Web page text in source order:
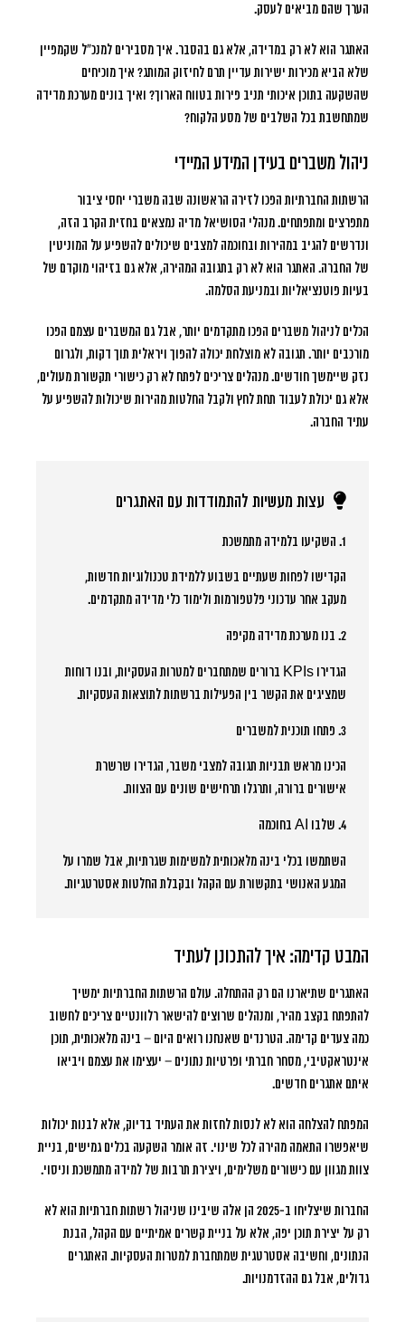
הערך שהם מביאים לעסק.
האתגר הוא לא רק במדידה, אלא גם בהסבר. איך מסבירים למנכ”ל שקמפיין
שלא הביא מכירות ישירות עדיין תרם לחיזוק המותג? איך מוכיחים
שהשקעה בתוכן איכותי תניב פירות בטווח הארוך? ואיך בונים מערכת מדידה
שמתחשבת בכל השלבים של מסע הלקוח?
ניהול משברים בעידן המידע המיידי
הרשתות החברתיות הפכו לזירה הראשונה שבה משברי יחסי ציבור
מתפרצים ומתפתחים. מנהלי הסושיאל מדיה נמצאים בחזית הקרב הזה,
ונדרשים להגיב במהירות ובחוכמה למצבים שיכולים להשפיע על המוניטין
של החברה. האתגר הוא לא רק בתגובה המהירה, אלא גם בזיהוי מוקדם של
בעיות פוטנציאליות ובמניעת הסלמה.
הכלים לניהול משברים הפכו מתקדמים יותר, אבל גם המשברים עצמם הפכו
מורכבים יותר. תגובה לא מוצלחת יכולה להפוך ויראלית תוך דקות, ולגרום
נזק שיימשך חודשים. מנהלים צריכים לפתח לא רק כישורי תקשורת מעולים,
אלא גם יכולת לעבוד תחת לחץ ולקבל החלטות מהירות שיכולות להשפיע על
עתיד החברה.
עצות מעשיות להתמודדות עם האתגרים
1. השקיעו בלמידה מתמשכת
הקדישו לפחות שעתיים בשבוע ללמידת טכנולוגיות חדשות,
מעקב אחר עדכוני פלטפורמות ולימוד כלי מדידה מתקדמים.
2. בנו מערכת מדידה מקיפה
הגדירו KPIs ברורים שמתחברים למטרות העסקיות, ובנו דוחות
שמציגים את הקשר בין הפעילות ברשתות לתוצאות העסקיות.
3. פתחו תוכנית למשברים
הכינו מראש תבניות תגובה למצבי משבר, הגדירו שרשרת
אישורים ברורה, ותרגלו תרחישים שונים עם הצוות.
4. שלבו AI בחוכמה
השתמשו בכלי בינה מלאכותית למשימות שגרתיות, אבל שמרו על
המגע האנושי בתקשורת עם הקהל ובקבלת החלטות אסטרטגיות.
המבט קדימה: איך להתכונן לעתיד
האתגרים שתיארנו הם רק ההתחלה. עולם הרשתות החברתיות ימשיך
להתפתח בקצב מהיר, ומנהלים שרוצים להישאר רלוונטיים צריכים לחשוב
כמה צעדים קדימה. הטרנדים שאנחנו רואים היום – בינה מלאכותית, תוכן
אינטראקטיבי, מסחר חברתי ופרטיות נתונים – יעצימו את עצמם ויביאו
איתם אתגרים חדשים.
המפתח להצלחה הוא לא לנסות לחזות את העתיד בדיוק, אלא לבנות יכולות
שיאפשרו התאמה מהירה לכל שינוי. זה אומר השקעה בכלים גמישים, בניית
צוות מגוון עם כישורים משלימים, ויצירת תרבות של למידה מתמשכת וניסוי.
החברות שיצליחו ב-2025 הן אלה שיבינו שניהול רשתות חברתיות הוא לא
רק על יצירת תוכן יפה, אלא על בניית קשרים אמיתיים עם הקהל, הבנת
הנתונים, וחשיבה אסטרטגית שמתחברת למטרות העסקיות. האתגרים
גדולים, אבל גם ההזדמנויות.